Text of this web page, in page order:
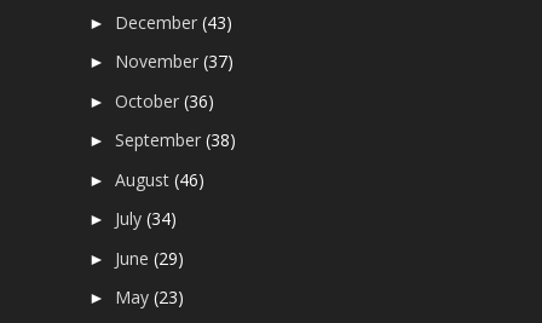
► December(43)
► November(37)
►October(36)
►September(38)
►August(46)
► July(34)
► June(29)
► May(23)